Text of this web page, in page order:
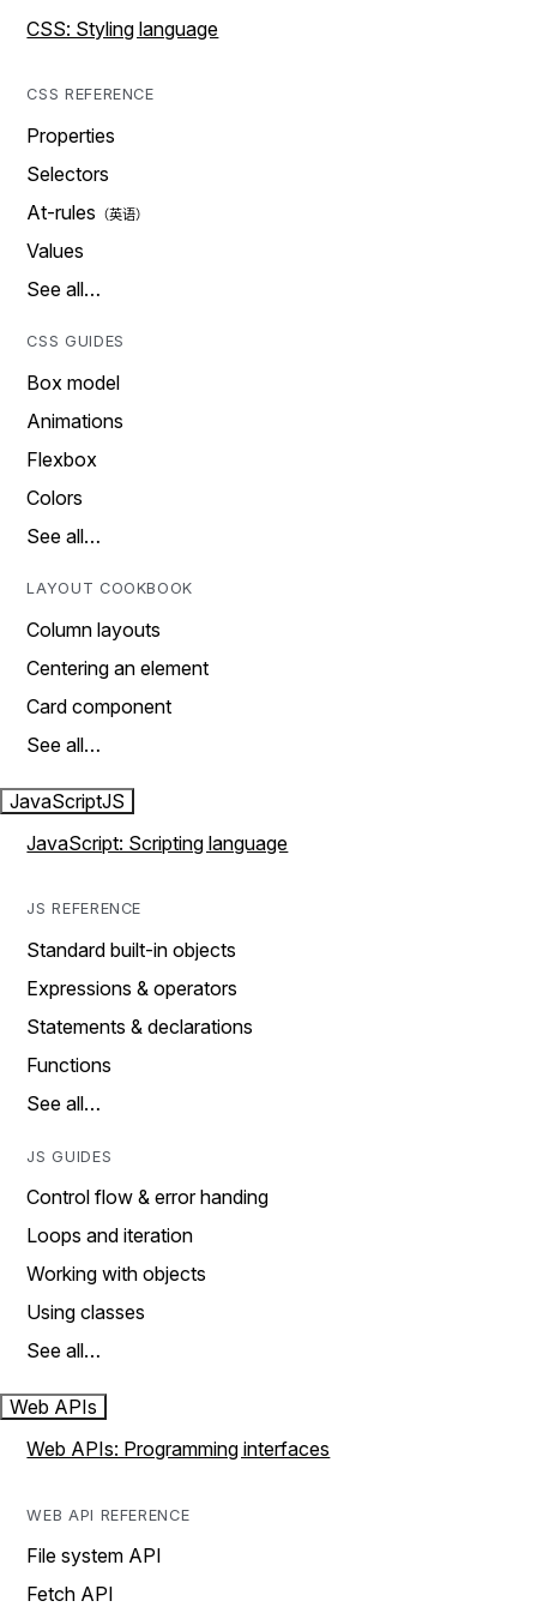
CSS: Styling language
CSS REFERENCE
Properties
Selectors
At-rules
Values
See all…
CSS GUIDES
Box model
Animations
Flexbox
Colors
See all…
LAYOUT COOKBOOK
Column layouts
Centering an element
Card component
See all…
JavaScriptJS
JavaScript: Scripting language
JS REFERENCE
Standard built-in objects
Expressions & operators
Statements & declarations
Functions
See all…
JS GUIDES
Control flow & error handing
Loops and iteration
Working with objects
Using classes
See all…
Web APIs
Web APIs: Programming interfaces
WEB API REFERENCE
File system API
Fetch API